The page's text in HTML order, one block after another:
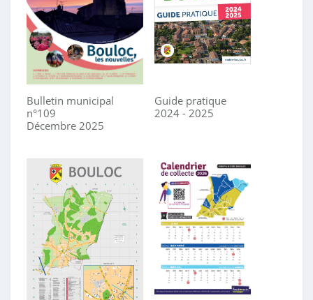
Bulletin municipal
n°109
Décembre 2025
Guide pratique
2024 - 2025